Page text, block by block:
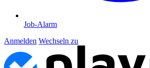
Job-Alarm
Anmelden Wechseln zu